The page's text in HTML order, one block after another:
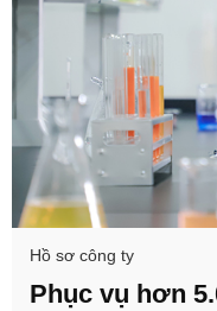
Hồ sơ công ty
Phục vụ hơn